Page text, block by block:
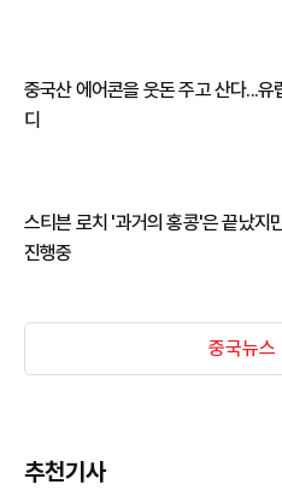
중국산 에어콘을 웃돈 주고 산다...유
디
스티븐 로치 '과거의 홍콩'은 끝났지
진행중
중국뉴스
추천기사